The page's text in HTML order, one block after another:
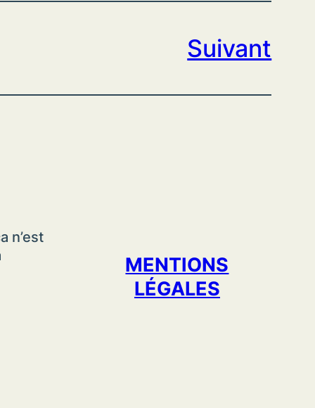
Suivant
n’est
MENTIONS
LÉGALES